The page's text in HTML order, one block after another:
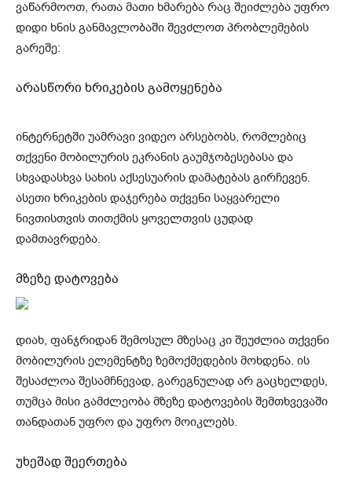
ვაწარმოოთ, რათა მათი ხმარება რაც შეიძლება უფრო
დიდი ხნის განმავლობაში შევძლოთ პრობლემების
გარეშე:
არასწორი ხრიკების გამოყენება
ინტერნეტში უამრავი ვიდეო არსებობს, რომლებიც
თქვენი მობილურის ეკრანის გაუმჯობესებასა და
სხვადასხვა სახის აქსესუარის დამატებას გირჩევენ.
ასეთი ხრიკების დაჯერება თქვენი საყვარელი
ნივთისთვის თითქმის ყოველთვის ცუდად
დამთავრდება.
მზეზე დატოვება
დიახ, ფანჯრიდან შემოსულ მზესაც კი შეუძლია თქვენი
მობილურის ელემენტზე ზემოქმედების მოხდენა. ის
შესაძლოა შესამჩნევად, გარეგნულად არ გაცხელდეს,
თუმცა მისი გამძლეობა მზეზე დატოვების შემთხვევაში
თანდათან უფრო და უფრო მოიკლებს.
უხეშად შეერთება